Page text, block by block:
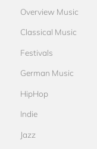
Overview Music
Classical Music
Festivals
German Music
HipHop
Indie
Jazz